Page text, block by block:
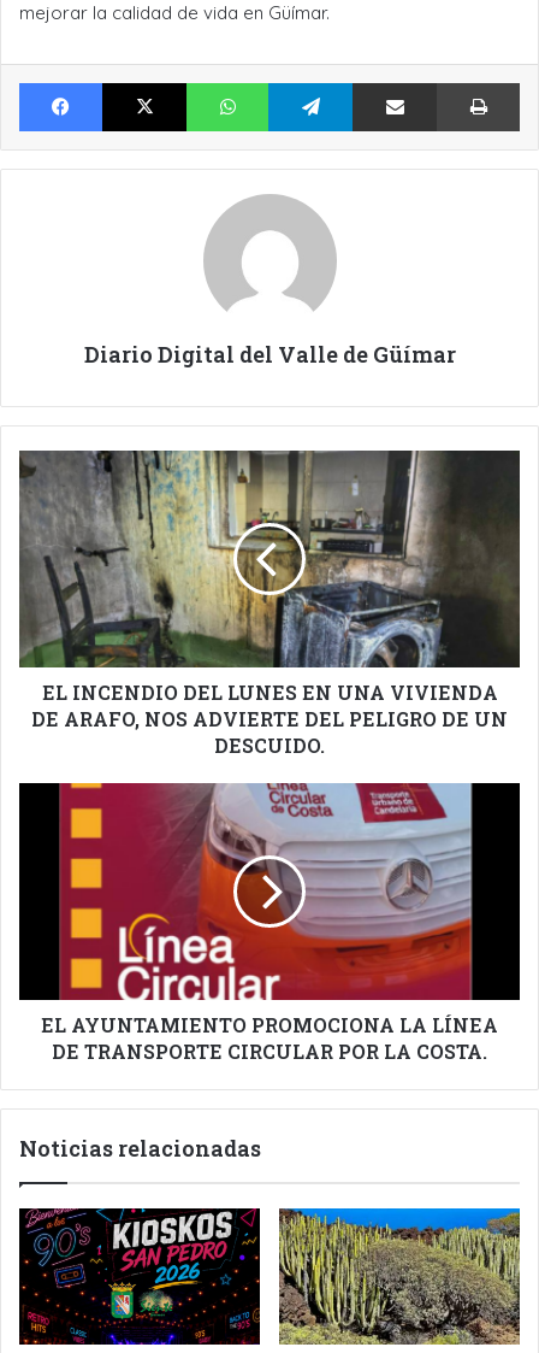
mejorar la calidad de vida en Güímar.
Facebook X WhatsApp Telegram Compartir por Email
Diario Digital del Valle de Güímar
EL
INCENDIO
DEL
LUNES
VIVIENDA
DE
ARAFO,
NOS
ADVIERTE
DESCUIDO.
EL INCENDIO DEL LUNES EN UNA VIVIENDA
DE ARAFO, NOS ADVIERTE DEL PELIGRO DE UN
DESCUIDO.
PROMOCIONA
POR
COSTA.
EL AYUNTAMIENTO PROMOCIONA LA LÍNEA
DE TRANSPORTE CIRCULAR POR LA COSTA.
Noticias relacionadas